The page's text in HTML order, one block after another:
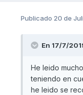
Publicado 20 de
En 17/7/
He leido
teniendo en
he leido se